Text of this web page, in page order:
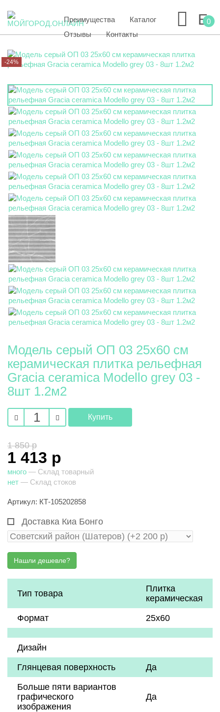
Преимущества
Каталог
Отзывы
Контакты
0
-24%
Модель серый ОП 03 25х60 см
керамическая плитка рельефная
Gracia ceramica Modello grey 03 -
8шт 1.2м2
1 850 р
1 413 р
много — Склад товарный
нет — Склад стоков
Артикул: КТ-105202858
Доставка Киа Бонго
Тип товара
Плитка
керамическая
Формат
25х60
Дизайн
Глянцевая поверхность
Да
Больше пяти вариантов
графического
изображения
Да